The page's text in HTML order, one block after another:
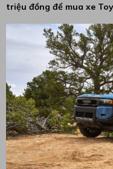
triệu đồng để mua xe